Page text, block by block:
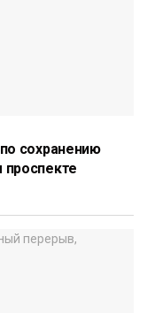
сохранению